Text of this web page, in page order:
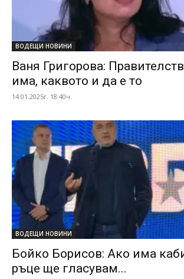
ВОДЕЩИ НОВИНИ
Ваня Григорова:
има, каквото и да е то
14.01.2025г. 18:40ч.
ВОДЕЩИ НОВИНИ
Бойко Борисов: Ако има
ръце ще гласувам...